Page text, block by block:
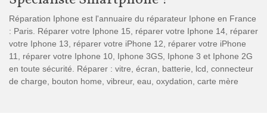
Réparation Iphone est l'annuaire du réparateur Iphone en France
: Paris. Réparer votre Iphone 15, réparer votre Iphone 14, réparer
votre Iphone 13, réparer votre iPhone 12, réparer votre iPhone
11, réparer votre Iphone 10, Iphone 3GS, Iphone 3 et Iphone 2G
en toute sécurité. Réparer : vitre, écran, batterie, lcd, connecteur
de charge, bouton home, vibreur, eau, oxydation, carte mère